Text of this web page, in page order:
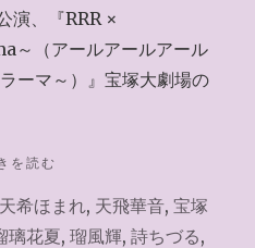
演、『RRR ×
～（アールアールアール
ーマ～）』宝塚大劇場の
を読む
天希ほまれ, 天飛華音, 宝塚
璃花夏, 瑠風輝, 詩ちづる,